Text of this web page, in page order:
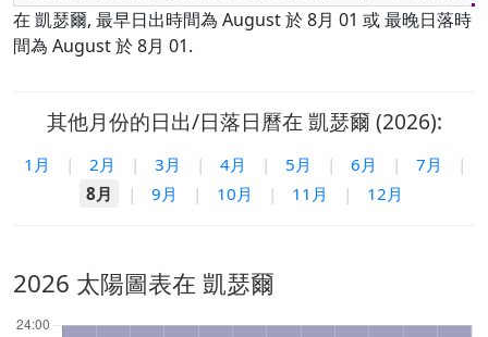
在 凱瑟爾, 最早日出時間為 August 於 8月 01 或 最晚日落時
間為 August 於 8月 01.
其他月份的日出/日落日曆在 凱瑟爾 (2026):
1月 | 2月 | 3月 | 4月 | 5月 | 6月 | 7月
|
8月
| 9月 | 10月 | 11月 | 12月
2026 太陽圖表在 凱瑟爾